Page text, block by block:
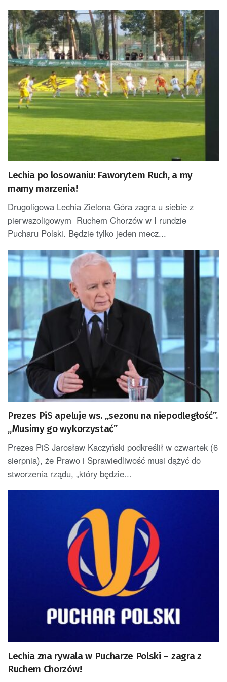
Lechia po losowaniu: Faworytem Ruch, a my
mamy marzenia!
Drugoligowa Lechia Zielona Góra zagra u siebie z
pierwszoligowym Ruchem Chorzów w I rundzie
Pucharu Polski. Będzie tylko jeden mecz...
Prezes PiS apeluje ws. „sezonu na niepodległość”.
„Musimy go wykorzystać”
Prezes PiS Jarosław Kaczyński podkreślił w czwartek (6
sierpnia), że Prawo i Sprawiedliwość musi dążyć do
stworzenia rządu, „który będzie...
Lechia zna rywala w Pucharze Polski – zagra z
Ruchem Chorzów!